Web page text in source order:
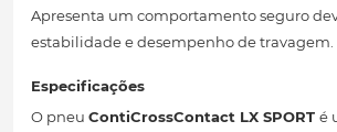
Apresenta um comportamento seguro
estabilidade e desempenho de travagem.
Especificações
O pneu ContiCrossContact LX SPORT é